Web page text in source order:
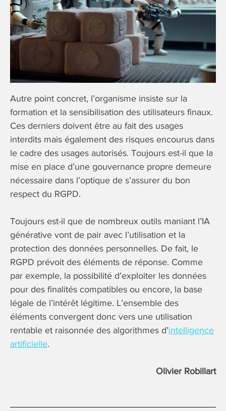
Autre point concret, l’organisme insiste sur la
formation et la sensibilisation des utilisateurs finaux.
Ces derniers doivent être au fait des usages
interdits mais également des risques encourus dans
le cadre des usages autorisés. Toujours est-il que la
mise en place d’une gouvernance propre demeure
nécessaire dans l’optique de s’assurer du bon
respect du RGPD.
Toujours est-il que de nombreux outils maniant l’IA
générative vont de pair avec l’utilisation et la
protection des données personnelles. De fait, le
RGPD prévoit des éléments de réponse. Comme
par exemple, la possibilité d’exploiter les données
pour des finalités compatibles ou encore, la base
légale de l’intérêt légitime. L’ensemble des
éléments convergent donc vers une utilisation
rentable et raisonnée des algorithmes d’intelligence
artificielle.
Olivier Robillart